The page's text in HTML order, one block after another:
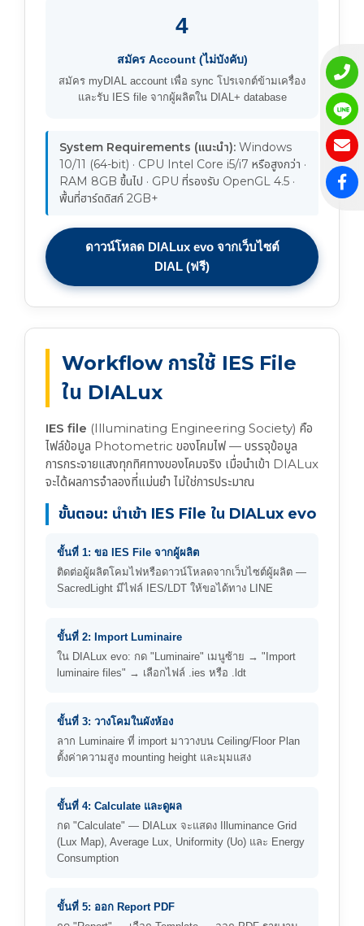
4
สมัคร Account (ไม่บังคับ)
สมัคร myDIAL account เพื่อ sync โปรเจกต์ข้ามเครื่อง
และรับ IES file จากผู้ผลิตใน DIAL+ database
System Requirements (แนะนำ): Windows
10/11 (64-bit) · CPU Intel Core i5/i7 หรือสูงกว่า ·
RAM 8GB ขึ้นไป · GPU ที่รองรับ OpenGL 4.5 ·
พื้นที่ฮาร์ดดิสก์ 2GB+
ดาวน์โหลด DIALux evo จากเว็บไซต์
DIAL (ฟรี)
Workflow การใช้ IES File
ใน DIALux
IES file (Illuminating Engineering Society) คือ
ไฟล์ข้อมูล Photometric ของโคมไฟ — บรรจุข้อมูล
การกระจายแสงทุกทิศทางของโคมจริง เมื่อนำเข้า DIALux
จะได้ผลการจำลองที่แม่นยำ ไม่ใช่การประมาณ
ขั้นตอน: นำเข้า IES File ใน DIALux evo
ขั้นที่ 1: ขอ IES File จากผู้ผลิต
ติดต่อผู้ผลิตโคมไฟหรือดาวน์โหลดจากเว็บไซต์ผู้ผลิต —
SacredLight มีไฟล์ IES/LDT ให้ขอได้ทาง LINE
ขั้นที่ 2: Import Luminaire
ใน DIALux evo: กด "Luminaire" เมนูซ้าย → "Import
luminaire files" → เลือกไฟล์ .ies หรือ .ldt
ขั้นที่ 3: วางโคมในผังห้อง
ลาก Luminaire ที่ import มาวางบน Ceiling/Floor Plan
ตั้งค่าความสูง mounting height และมุมแสง
ขั้นที่ 4: Calculate และดูผล
กด "Calculate" — DIALux จะแสดง Illuminance Grid
(Lux Map), Average Lux, Uniformity (Uo) และ Energy
Consumption
ขั้นที่ 5: ออก Report PDF